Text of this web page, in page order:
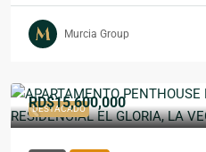
Murcia Group
DESTACADO
RD$15,600,000